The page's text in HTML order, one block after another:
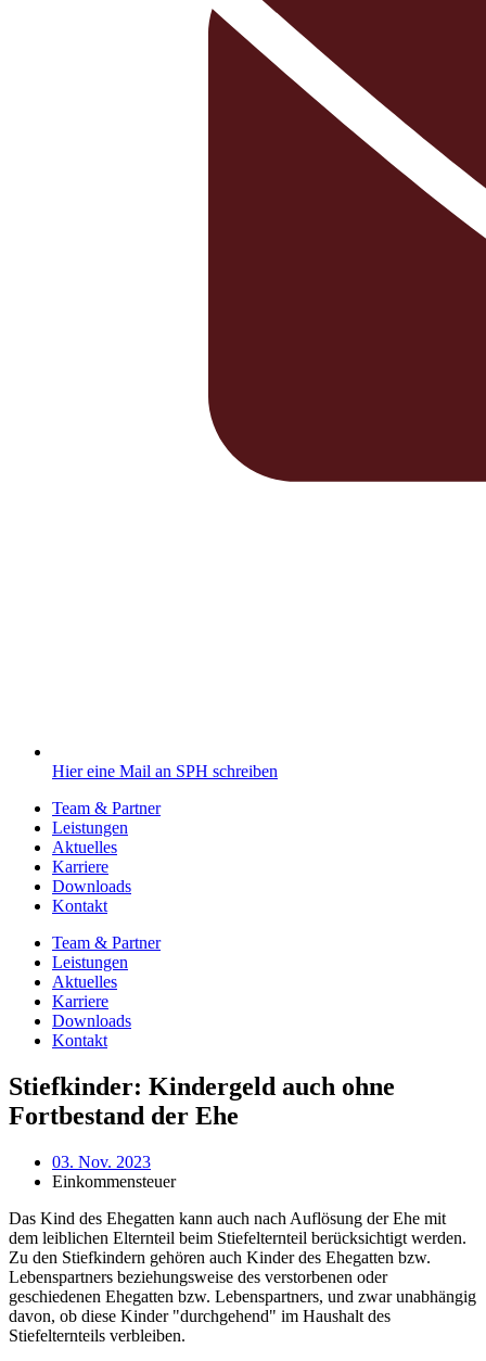
Hier eine Mail an SPH schreiben
Team & Partner
Leistungen
Aktuelles
Karriere
Downloads
Kontakt
Team & Partner
Leistungen
Aktuelles
Karriere
Downloads
Kontakt
Stiefkinder: Kindergeld auch ohne
Fortbestand der Ehe
03. Nov. 2023
Einkommensteuer
Das Kind des Ehegatten kann auch nach Auflösung der Ehe mit
dem leiblichen Elternteil beim Stiefelternteil berücksichtigt werden.
Zu den Stiefkindern gehören auch Kinder des Ehegatten bzw.
Lebenspartners beziehungsweise des verstorbenen oder
geschiedenen Ehegatten bzw. Lebenspartners, und zwar unabhängig
davon, ob diese Kinder "durchgehend" im Haushalt des
Stiefelternteils verbleiben.